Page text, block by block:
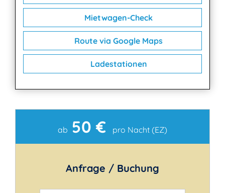
Mietwagen-Check
Route via Google Maps
Ladestationen
Kontakt
ab 50 € pro Nacht (EZ)
Anfrage / Buchung